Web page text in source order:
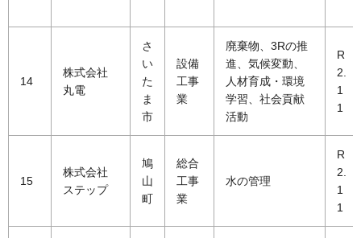
14
株式会社
丸電
さ
い
た
ま
市
設備
工事
業
廃棄物、3Rの推
進、気候変動、
人材育成・環境
学習、社会貢献
活動
R
2.
1
1
15
株式会社
ステップ
鳩
山
町
総合
工事
業
水の管理
R
2.
1
1